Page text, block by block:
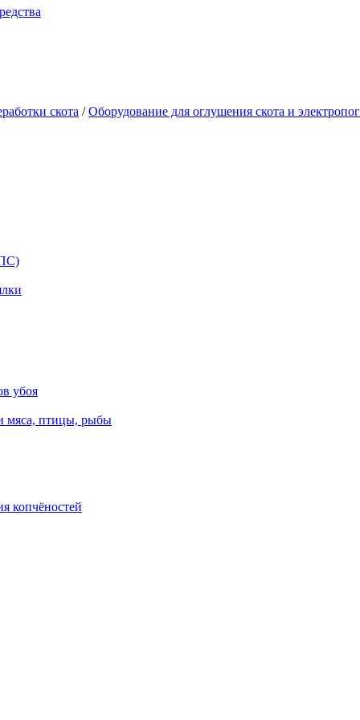
скота /Оборудование для оглушения скота и
убоя
мяса, птицы, рыбы
копчёностей